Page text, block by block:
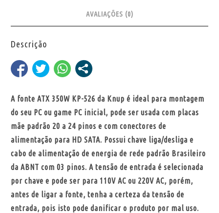
AVALIAÇÕES (0)
Descrição
A fonte ATX 350W KP-526 da Knup é ideal para montagem
do seu PC ou game PC inicial, pode ser usada com placas
mãe padrão 20 a 24 pinos e com conectores de
alimentação para HD SATA. Possui chave liga/desliga e
cabo de alimentação de energia de rede padrão Brasileiro
da ABNT com 03 pinos. A tensão de entrada é selecionada
por chave e pode ser para 110V AC ou 220V AC, porém,
antes de ligar a fonte, tenha a certeza da tensão de
entrada, pois isto pode danificar o produto por mal uso.